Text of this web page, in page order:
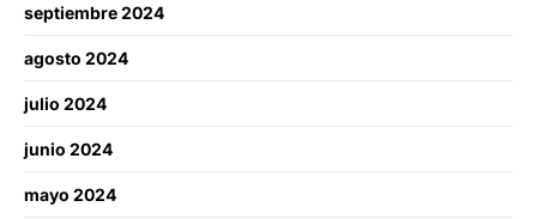
septiembre 2024
agosto 2024
julio 2024
junio 2024
mayo 2024